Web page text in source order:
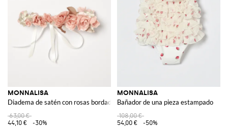
MONNALISA
Diadema de satén con rosas bordadas
63,00 €
44,10 €
-30%
MONNALISA
Bañador de una pieza estampado
108,00 €
54,00 €
-50%